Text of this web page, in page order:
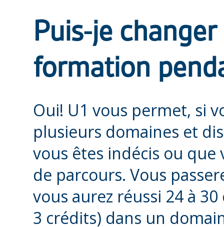
Puis-je changer
formation
Oui! U1 vous permet, si
plusieurs domaines et
vous êtes indécis ou que
de parcours. Vous
vous aurez réussi 24 à
3 crédits) dans un